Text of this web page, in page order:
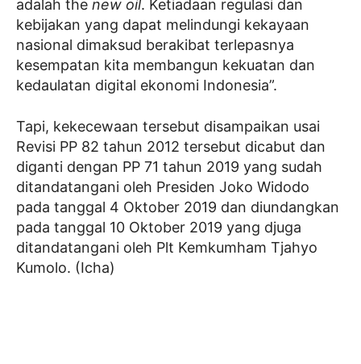
adalah the new oil. Ketiadaan regulasi dan
kebijakan yang dapat melindungi kekayaan
nasional dimaksud berakibat terlepasnya
kesempatan kita membangun kekuatan dan
kedaulatan digital ekonomi Indonesia”.
Tapi, kekecewaan tersebut disampaikan usai
Revisi PP 82 tahun 2012 tersebut dicabut dan
diganti dengan PP 71 tahun 2019 yang sudah
ditandatangani oleh Presiden Joko Widodo
pada tanggal 4 Oktober 2019 dan diundangkan
pada tanggal 10 Oktober 2019 yang djuga
ditandatangani oleh Plt Kemkumham Tjahyo
Kumolo. (Icha)